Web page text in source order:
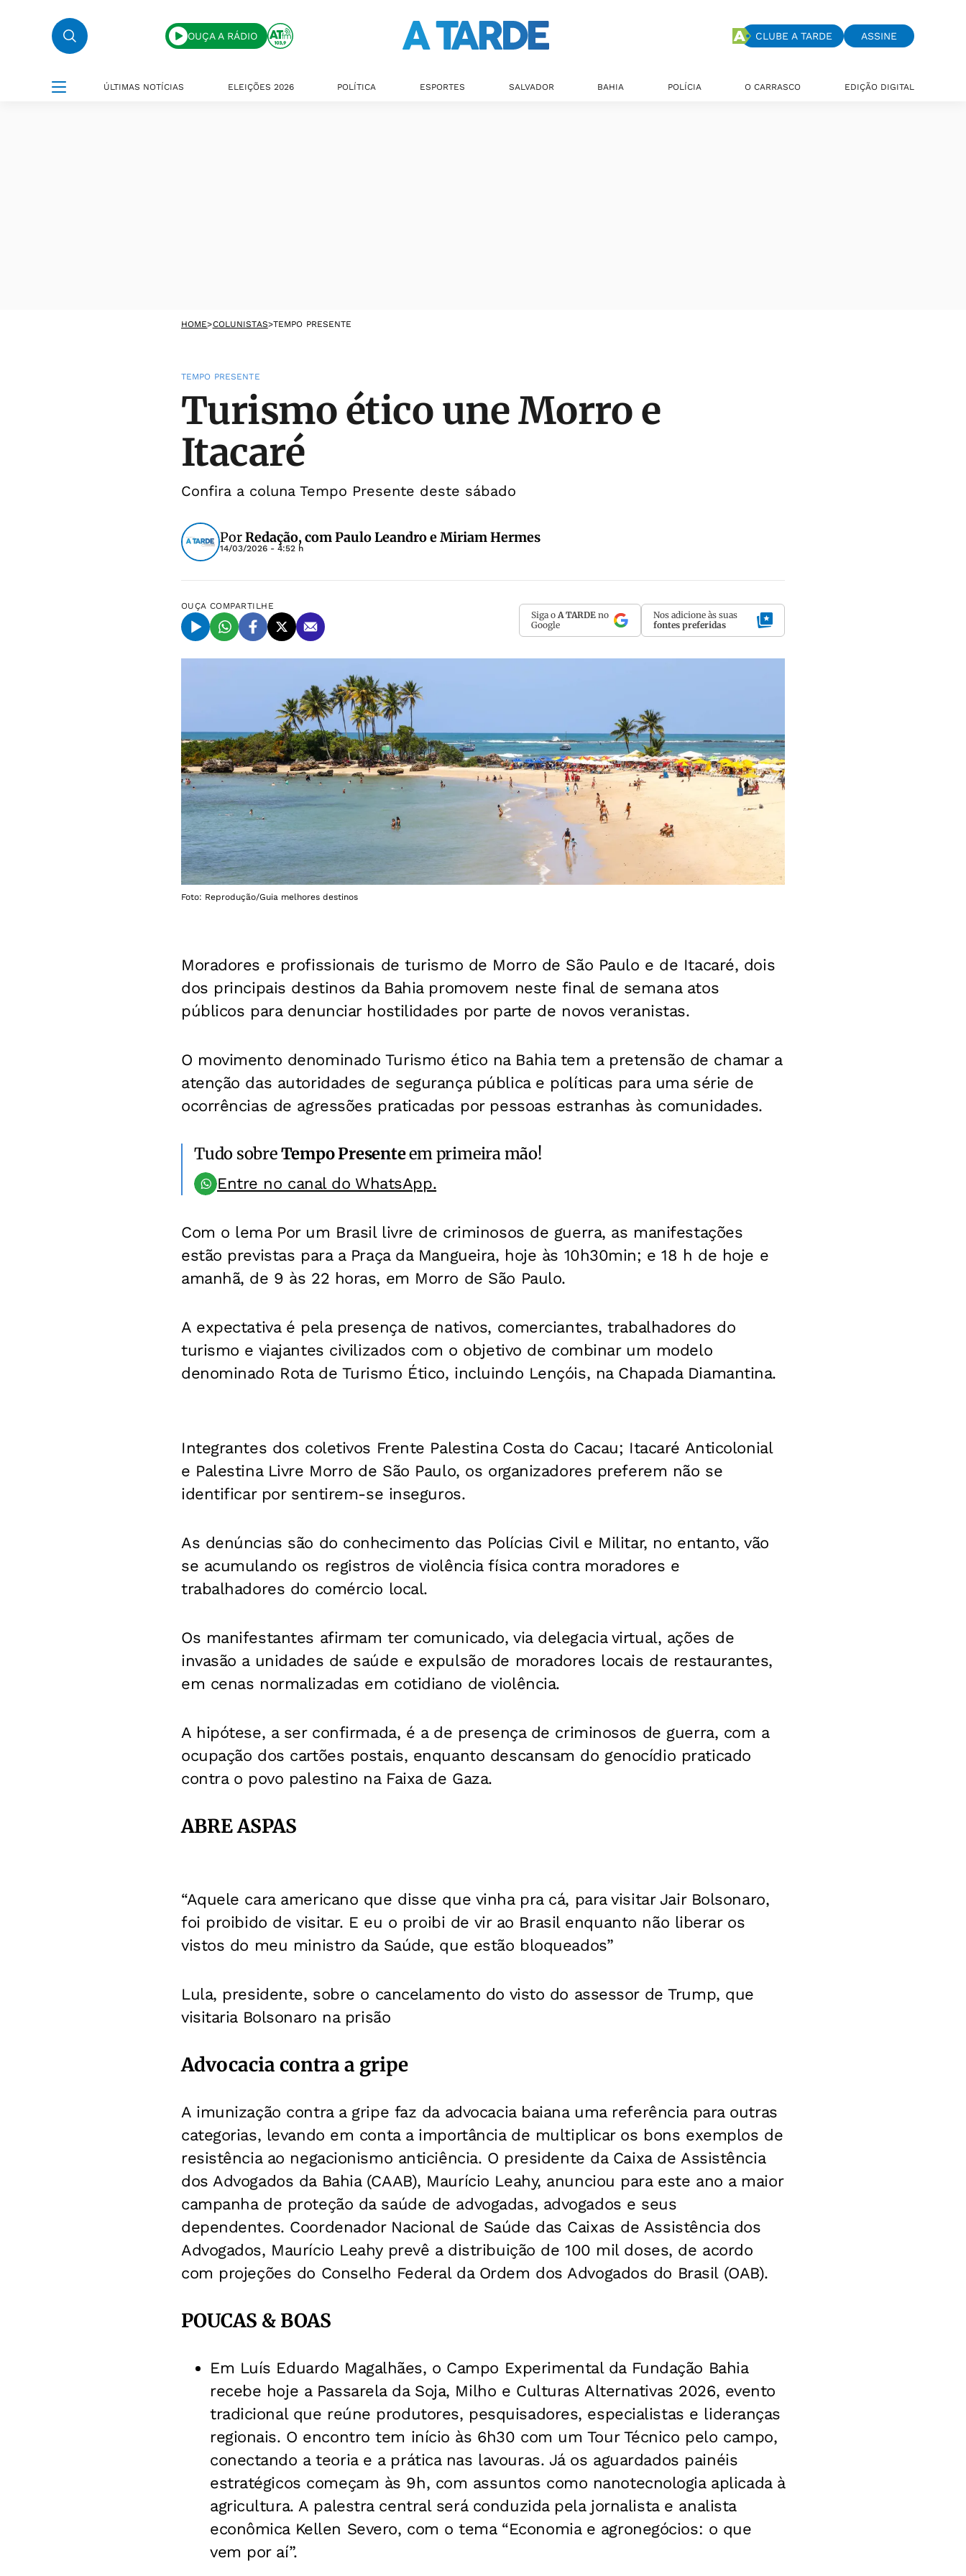
OUÇA A RÁDIO CLUBE A TARDE ASSINE
ÚLTIMAS NOTÍCIAS ELEIÇÕES 2026 POLÍTICA ESPORTES SALVADOR BAHIA POLÍCIA O CARRASCO EDIÇÃO DIGITAL
HOME>COLUNISTAS>TEMPO PRESENTE
TEMPO PRESENTE
Turismo ético une Morro e
Itacaré
Confira a coluna Tempo Presente deste sábado
PorRedação, com Paulo Leandro e Miriam Hermes
14/03/2026 - 4:52 h
OUÇA COMPARTILHE
Siga o A TARDE no
Google
Nos adicione às suas
fontes preferidas
Foto: Reprodução/Guia melhores destinos
Moradores e profissionais de turismo de Morro de São Paulo e de Itacaré, dois
dos principais destinos da Bahia promovem neste final de semana atos
públicos para denunciar hostilidades por parte de novos veranistas.
O movimento denominado Turismo ético na Bahia tem a pretensão de chamar a
atenção das autoridades de segurança pública e políticas para uma série de
ocorrências de agressões praticadas por pessoas estranhas às comunidades.
Tudo sobreTempo Presenteem primeira mão!
Entre no canal do WhatsApp.
Com o lema Por um Brasil livre de criminosos de guerra, as manifestações
estão previstas para a Praça da Mangueira, hoje às 10h30min; e 18 h de hoje e
amanhã, de 9 às 22 horas, em Morro de São Paulo.
A expectativa é pela presença de nativos, comerciantes, trabalhadores do
turismo e viajantes civilizados com o objetivo de combinar um modelo
denominado Rota de Turismo Ético, incluindo Lençóis, na Chapada Diamantina.
Integrantes dos coletivos Frente Palestina Costa do Cacau; Itacaré Anticolonial
e Palestina Livre Morro de São Paulo, os organizadores preferem não se
identificar por sentirem-se inseguros.
As denúncias são do conhecimento das Polícias Civil e Militar, no entanto, vão
se acumulando os registros de violência física contra moradores e
trabalhadores do comércio local.
Os manifestantes afirmam ter comunicado, via delegacia virtual, ações de
invasão a unidades de saúde e expulsão de moradores locais de restaurantes,
em cenas normalizadas em cotidiano de violência.
A hipótese, a ser confirmada, é a de presença de criminosos de guerra, com a
ocupação dos cartões postais, enquanto descansam do genocídio praticado
contra o povo palestino na Faixa de Gaza.
ABRE ASPAS
“Aquele cara americano que disse que vinha pra cá, para visitar Jair Bolsonaro,
foi proibido de visitar. E eu o proibi de vir ao Brasil enquanto não liberar os
vistos do meu ministro da Saúde, que estão bloqueados”
Lula, presidente, sobre o cancelamento do visto do assessor de Trump, que
visitaria Bolsonaro na prisão
Advocacia contra a gripe
A imunização contra a gripe faz da advocacia baiana uma referência para outras
categorias, levando em conta a importância de multiplicar os bons exemplos de
resistência ao negacionismo anticiência. O presidente da Caixa de Assistência
dos Advogados da Bahia (CAAB), Maurício Leahy, anunciou para este ano a maior
campanha de proteção da saúde de advogadas, advogados e seus
dependentes. Coordenador Nacional de Saúde das Caixas de Assistência dos
Advogados, Maurício Leahy prevê a distribuição de 100 mil doses, de acordo
com projeções do Conselho Federal da Ordem dos Advogados do Brasil (OAB).
POUCAS & BOAS
Em Luís Eduardo Magalhães, o Campo Experimental da Fundação Bahia
recebe hoje a Passarela da Soja, Milho e Culturas Alternativas 2026, evento
tradicional que reúne produtores, pesquisadores, especialistas e lideranças
regionais. O encontro tem início às 6h30 com um Tour Técnico pelo campo,
conectando a teoria e a prática nas lavouras. Já os aguardados painéis
estratégicos começam às 9h, com assuntos como nanotecnologia aplicada à
agricultura. A palestra central será conduzida pela jornalista e analista
econômica Kellen Severo, com o tema “Economia e agronegócios: o que
vem por aí”.